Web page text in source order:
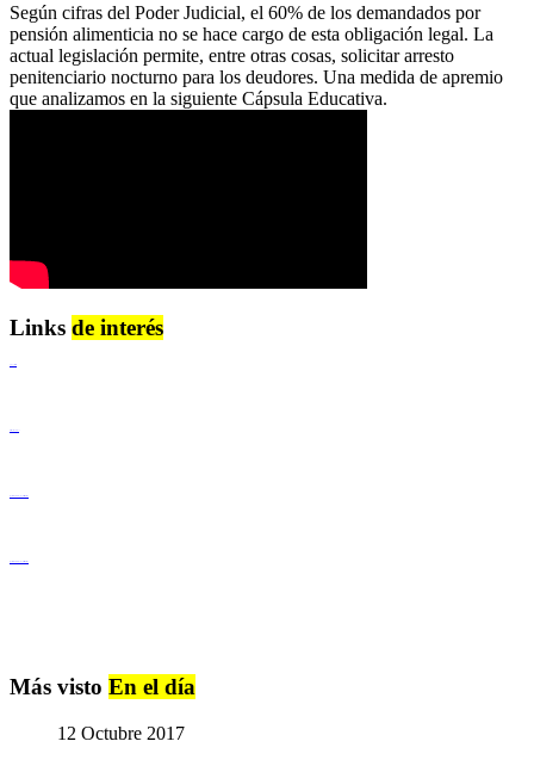
Según cifras del Poder Judicial, el 60% de los demandados por
pensión alimenticia no se hace cargo de esta obligación legal. La
actual legislación permite, entre otras cosas, solicitar arresto
penitenciario nocturno para los deudores. Una medida de apremio
que analizamos en la siguiente Cápsula Educativa.
Links de interés
Más visto En el día
12 Octubre 2017